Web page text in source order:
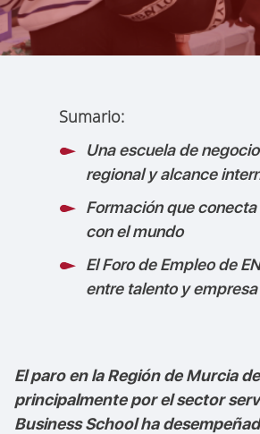
Sumario:
Una escuela de
regional y alcance
Formación que
con el mundo
El Foro de Empleo de
entre talento y empresa
El paro en la Región de Murcia
principalmente por el sector
Business School ha